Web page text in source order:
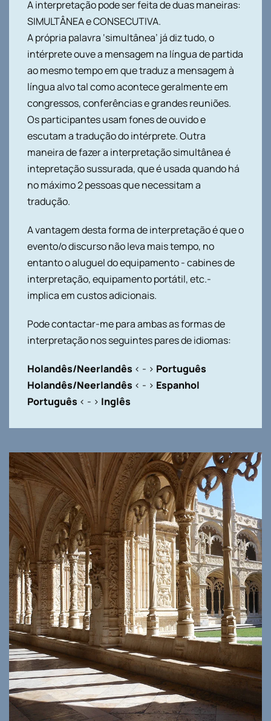
A interpretação pode ser feita de duas maneiras:
SIMULTÂNEA e CONSECUTIVA.
A própria palavra ‘simultânea’ já diz tudo, o
intérprete ouve a mensagem na língua de partida
ao mesmo tempo em que traduz a mensagem à
língua alvo tal como acontece geralmente em
congressos, conferências e grandes reuniões.
Os participantes usam fones de ouvido e
escutam a tradução do intérprete. Outra
maneira de fazer a interpretação simultânea é
intepretação sussurada, que é usada quando há
no máximo 2 pessoas que necessitam a
tradução.
A vantagem desta forma de interpretação é que o
evento/o discurso não leva mais tempo, no
entanto o aluguel do equipamento - cabines de
interpretação, equipamento portátil, etc.-
implica em custos adicionais.
Pode contactar-me para ambas as formas de
interpretação nos seguintes pares de idiomas:
Holandês/Neerlandês < - > Português
Holandês/Neerlandês < - > Espanhol
Português < - > Inglês